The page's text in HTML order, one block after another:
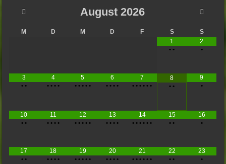
August 2026
M D M D F S
S
1
••
2
•
3
• •
4
• • • •
5
• • • • •
6
••••
7
••••••
8
••
9
•
10
• •
11
• • • •
12
• • • • •
13
••••
14
••••••
15
••
16
•
17
• •
18
• • • •
19
• • • • •
20
••••
21
••••••
22
••
23
•